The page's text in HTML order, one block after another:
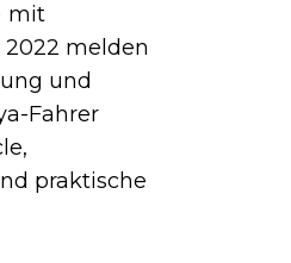
mit
melden
und
Fahrer
praktische